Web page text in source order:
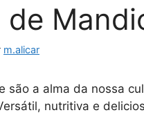
de
m.alicar
são a alma da nossa
nutritiva e